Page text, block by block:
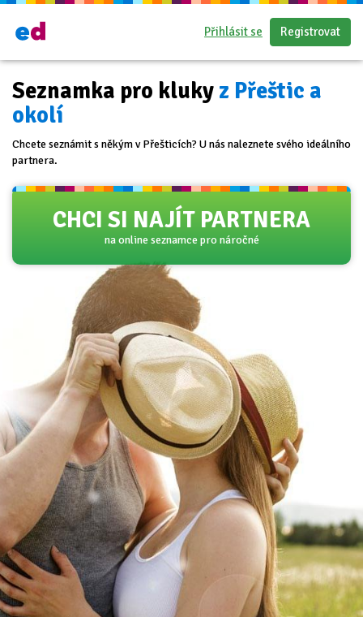
Přihlásit se Registrovat
Seznamka pro kluky z Přeštic a
okolí
Chcete seznámit s někým v Přešticích? U nás naleznete svého ideálního
partnera.
CHCI SI NAJÍT PARTNERA
na online seznamce pro náročné